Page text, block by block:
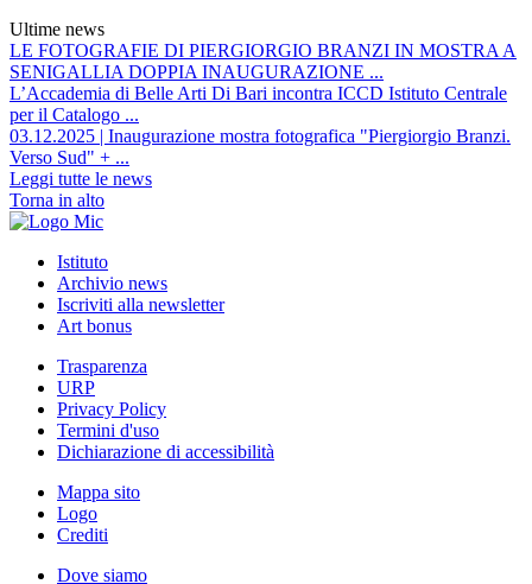
Ultime news
LE FOTOGRAFIE DI PIERGIORGIO BRANZI IN MOSTRA A
SENIGALLIA DOPPIA INAUGURAZIONE ...
L’Accademia di Belle Arti Di Bari incontra ICCD Istituto Centrale
per il Catalogo ...
03.12.2025 | Inaugurazione mostra fotografica "Piergiorgio Branzi.
Verso Sud" + ...
Leggi tutte le news
Torna in alto
Istituto
Archivio news
Iscriviti alla newsletter
Art bonus
Trasparenza
URP
Privacy Policy
Termini d'uso
Dichiarazione di accessibilità
Mappa sito
Logo
Crediti
Dove siamo